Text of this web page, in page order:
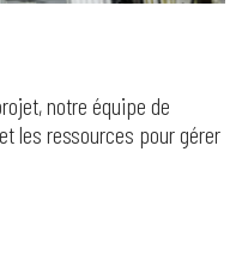
notre équipe de
les ressources pour gérer